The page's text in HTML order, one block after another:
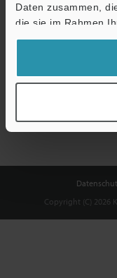
Daten zusammen,
die sie im Rahmen
haben.
Datenschutz ist uns
Datenschutz
Copyright (C) 2026